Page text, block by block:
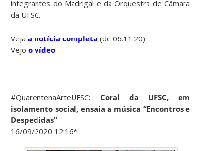
integrantes do Madrigal e da Orquestra de Câmara
da UFSC.
Vejaa notícia completa (de 06.11.20)
Vejoo vídeo
#QuarentenaArteUFSC: Coral da UFSC, em
isolamento social, ensaia a música “Encontros e
Despedidas”
16/09/2020 12:16*